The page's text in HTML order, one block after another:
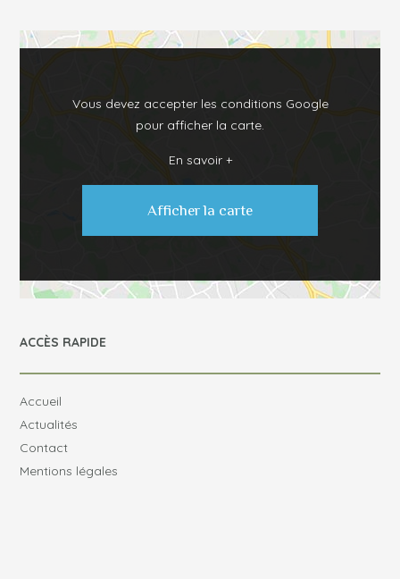
Vous devez accepter les conditions Google
pour afficher la carte.
En savoir +
Afficher la carte
ACCÈS RAPIDE
Accueil
Actualités
Contact
Mentions légales